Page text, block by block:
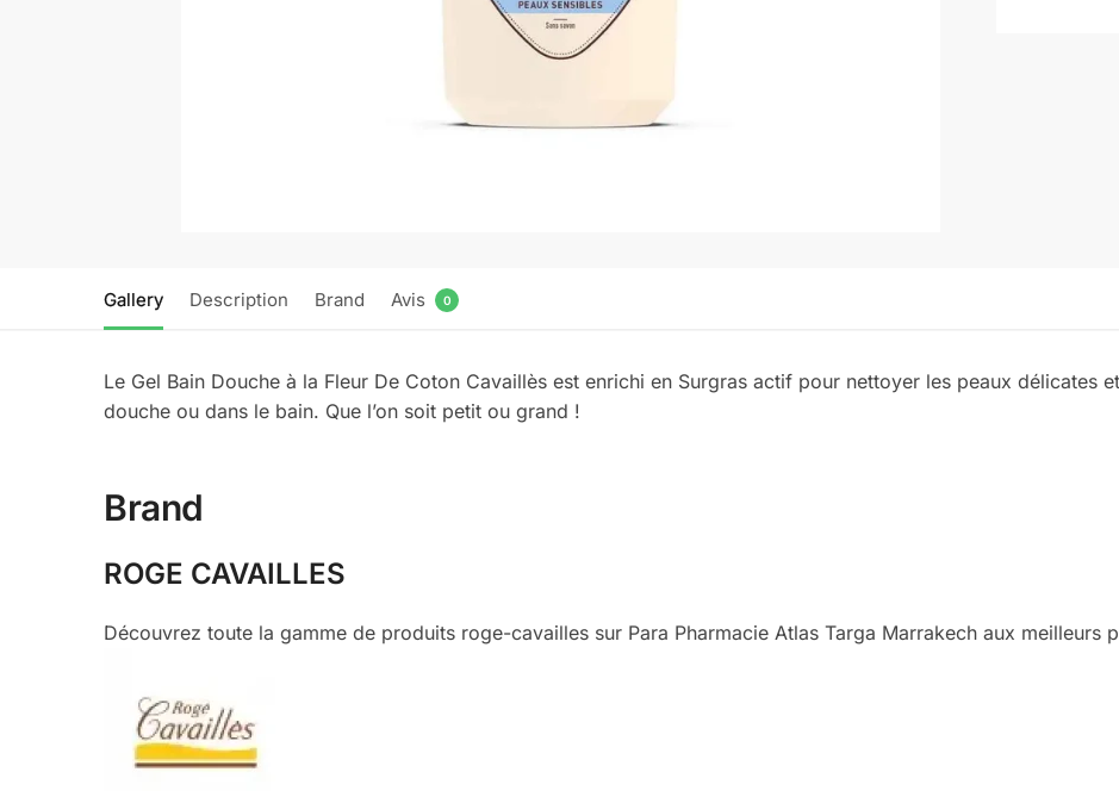
Gallery Description Brand Avis 0
Le Gel Bain Douche à la Fleur De Coton Cavaillès est enrichi en Surgras actif pour nettoyer les peaux délicates
douche ou dans le bain. Que l’on soit petit ou grand !
Brand
ROGE CAVAILLES
Découvrez toute la gamme de produits roge-cavailles sur Para Pharmacie Atlas Targa Marrakech aux meilleurs